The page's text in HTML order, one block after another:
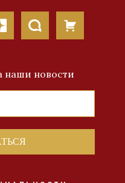
наши новости